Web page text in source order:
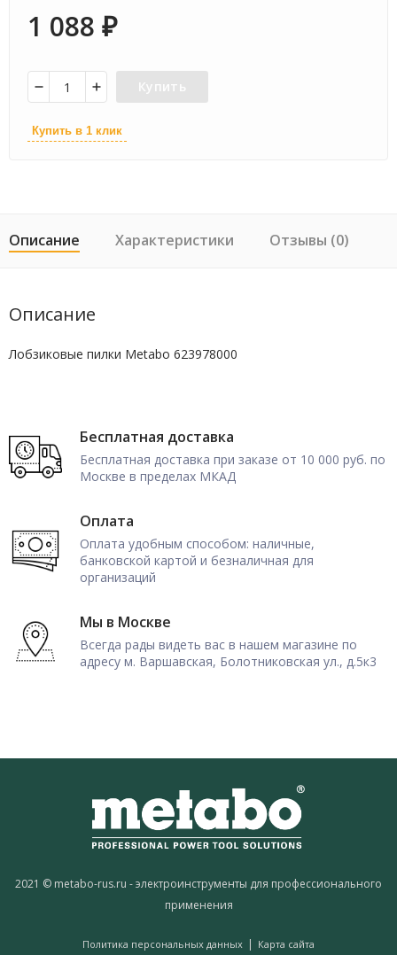
1 088 ₽
Купить
Купить в 1 клик
Описание Характеристики Отзывы (0)
Описание
Лобзиковые пилки Metabo 623978000
Бесплатная доставка
Бесплатная доставка при заказе от 10 000 руб. по
Москве в пределах МКАД
Оплата
Оплата удобным способом: наличные,
банковской картой и безналичная для
организаций
Мы в Москве
Всегда рады видеть вас в нашем магазине по
адресу м. Варшавская, Болотниковская ул., д.5к3
2021 © metabo-rus.ru - электроинструменты для профессионального
применения
Политика персональных данных | Карта сайта